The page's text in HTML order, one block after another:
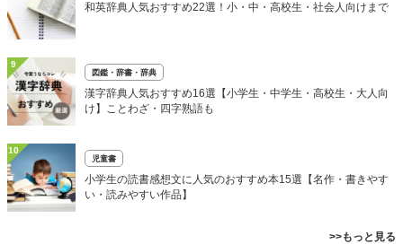
和英辞典人気おすすめ22選！小・中・高校生・社会人向けまで
9
図鑑・辞書・辞典
漢字辞典人気おすすめ16選【小学生・中学生・高校生・大人向
け】ことわざ・四字熟語も
10
児童書
小学生の読書感想文に人気のおすすめ本15選【名作・書きやす
い・読みやすい作品】
>>もっと見る